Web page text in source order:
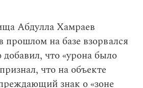
Абдулла Хамраев
прошлом на базе взорвался
что «урона было
что на объекте
знак о «зоне